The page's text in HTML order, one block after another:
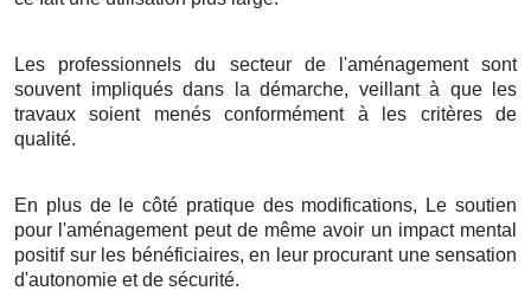
Les professionnels du secteur de l'aménagement sont
souvent impliqués dans la démarche, veillant à que les
travaux soient menés conformément à les critères de
qualité.
En plus de le côté pratique des modifications, Le soutien
pour l'aménagement peut de même avoir un impact mental
positif sur les bénéficiaires, en leur procurant une sensation
d'autonomie et de sécurité.